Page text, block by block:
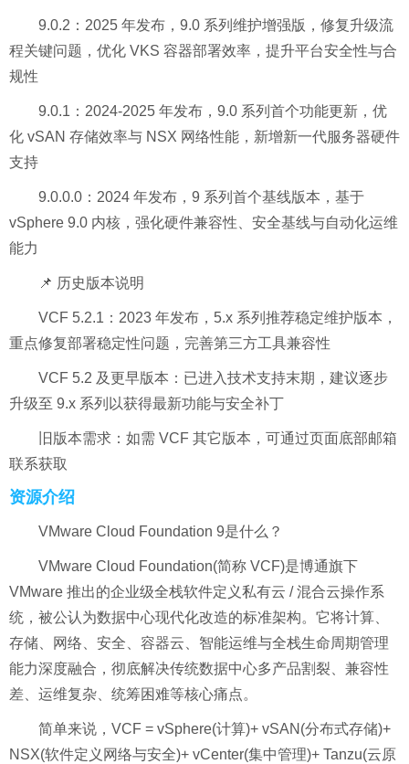
9.0.2：2025 年发布，9.0 系列维护增强版，修复升级流
程关键问题，优化 VKS 容器部署效率，提升平台安全性与合
规性
9.0.1：2024-2025 年发布，9.0 系列首个功能更新，优
化 vSAN 存储效率与 NSX 网络性能，新增新一代服务器硬件
支持
9.0.0.0：2024 年发布，9 系列首个基线版本，基于
vSphere 9.0 内核，强化硬件兼容性、安全基线与自动化运维
能力
📌 历史版本说明
VCF 5.2.1：2023 年发布，5.x 系列推荐稳定维护版本，
重点修复部署稳定性问题，完善第三方工具兼容性
VCF 5.2 及更早版本：已进入技术支持末期，建议逐步
升级至 9.x 系列以获得最新功能与安全补丁
旧版本需求：如需 VCF 其它版本，可通过页面底部邮箱
联系获取
资源介绍
VMware Cloud Foundation 9是什么？
VMware Cloud Foundation(简称 VCF)是博通旗下
VMware 推出的企业级全栈软件定义私有云 / 混合云操作系
统，被公认为数据中心现代化改造的标准架构。它将计算、
存储、网络、安全、容器云、智能运维与全栈生命周期管理
能力深度融合，彻底解决传统数据中心多产品割裂、兼容性
差、运维复杂、统筹困难等核心痛点。
简单来说，VCF = vSphere(计算)+ vSAN(分布式存储)+
NSX(软件定义网络与安全)+ vCenter(集中管理)+ Tanzu(云原